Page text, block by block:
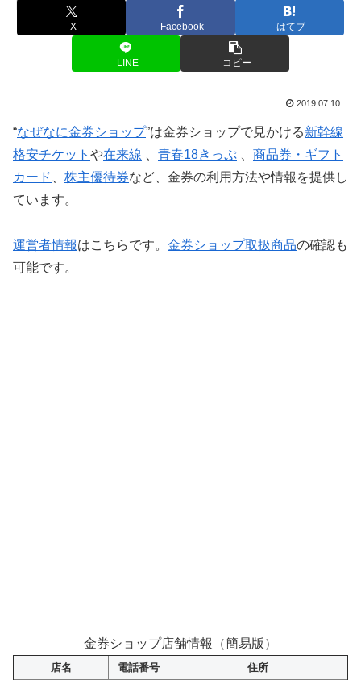
X Facebook はてブ
LINE コピー
2019.07.10
“なぜなに金券ショップ”は金券ショップで見かける新幹線
格安チケット や在来線 青春18きっぷ
商品券・ギフト
カード
株主優待券など、金券の利用方法や情報を提供し
ています。
運営者情報はこちらです。 金券ショップ取扱商品の確認も
可能です。
金券ショップ店舗情報（簡易版）
店名 電話番号
住所